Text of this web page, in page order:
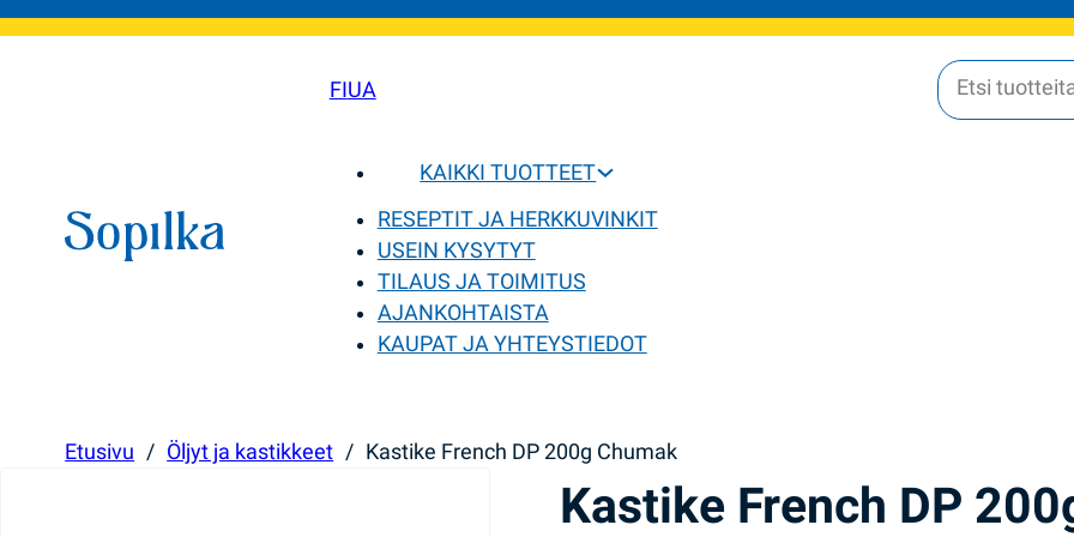
FIUA
KAIKKI TUOTTEET
RESEPTIT JA HERKKUVINKIT
USEIN KYSYTYT
TILAUS JA TOIMITUS
AJANKOHTAISTA
KAUPAT JA YHTEYSTIEDOT
Etusivu / Öljyt ja kastikkeet / Kastike French DP 200g Chumak
Kastike French DP